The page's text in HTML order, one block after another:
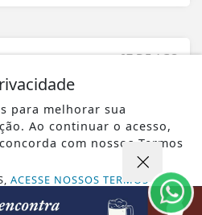
07 DE AGO
recesso de fim de
públicos
para melhorar sua
Ao continuar o acesso,
com nossos Termos
ACESSE NOSSOS TERMOS